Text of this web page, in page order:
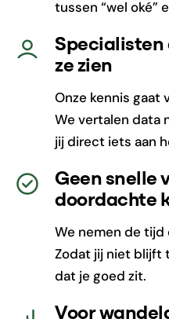
tussen “wel oké”
Specialisten
ze zien
Onze kennis gaat
We vertalen data
jij direct iets aan
Geen snelle
doordachte
We nemen de
Zodat jij niet blijft
dat je goed zit.
Voor